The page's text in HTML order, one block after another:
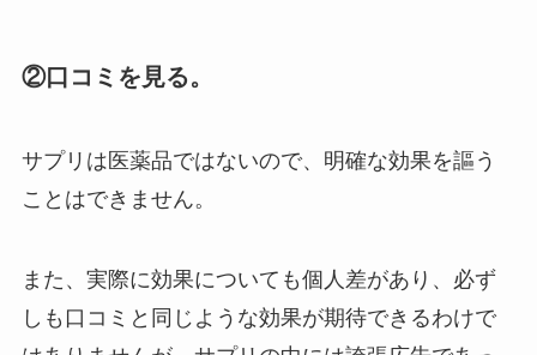
②口コミを見る。
サプリは医薬品ではないので、明確な効果を謳う
ことはできません。
また、実際に効果についても個人差があり、必ず
しも口コミと同じような効果が期待できるわけで